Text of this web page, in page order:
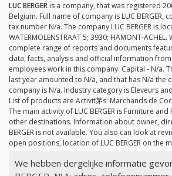
LUC BERGER is a company, that was registered
Belgium. Full name of company is LUC BERGER,
tax number N/a. The company LUC BERGER is
WATERMOLENSTRAAT 5; 3930; HAMONT-
complete range of reports and documents
data, facts, analysis and official information from
employees work in this company. Capital - N/a.
last year amounted to N/a, and that has N/a the
company is N/a. Industry category is Eleveurs
List of products are Activit茅s: Marchands de
The main activity of LUC BERGER is Furniture
other destinations. Information about owner,
BERGER is not available. You also can look at
open positions, location of LUC BERGER on the
We hebben dergelijke informatie